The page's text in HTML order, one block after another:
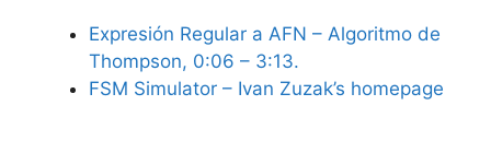
Expresión Regular a AFN – Algoritmo de
Thompson, 0:06 – 3:13.
FSM Simulator – Ivan Zuzak’s homepage